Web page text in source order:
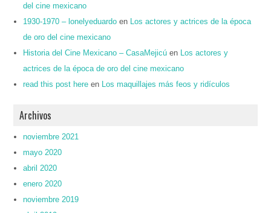
del cine mexicano
1930-1970 – lonelyeduardo en
Los actores y actrices de la época
de oro del cine mexicano
Historia del Cine Mexicano – CasaMejicú en
Los actores y
actrices de la época de oro del cine mexicano
read this post here en Los maquillajes más feos y ridículos
Archivos
noviembre 2021
mayo 2020
abril 2020
enero 2020
noviembre 2019